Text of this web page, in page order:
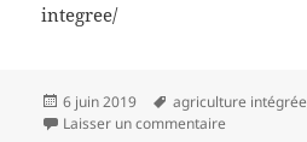
integree/
Publié
le
6 juin 2019
Mots-
clés
agriculture intégrée
Laisser un commentaire